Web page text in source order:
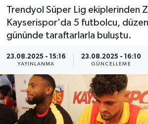
Trendyol Süper Lig ekiplerinden
Kayserispor'da 5 futbolcu,
gününde taraftarlarla buluştu.
23.08.2025 - 15:16
YAYINLANMA
23.08.2025 - 16:10
GÜNCELLEME
KÖŞE YAZILARI
KÜLTÜR-SANAT-MAGAZİN
MEDYA
ÖZEL HABER
RÖPORTAJLAR
Tüm Manşetler
Son Dakika Haberleri
Haber Arşivi